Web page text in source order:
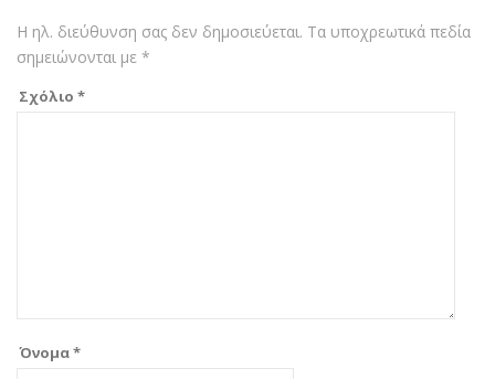
Η ηλ. διεύθυνση σας δεν δημοσιεύεται. Τα υποχρεωτικά πεδία
σημειώνονται με *
Σχόλιο *
Όνομα*